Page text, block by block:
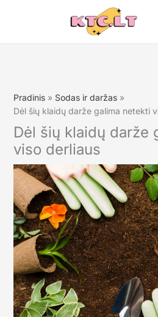
Pradinis
Sodas ir daržas
Dėl šių klaidų darže galima netekti
Dėl šių klaidų darže
viso derliaus